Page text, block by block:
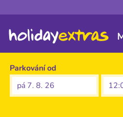
Parkování od
pá 7. 8. 26